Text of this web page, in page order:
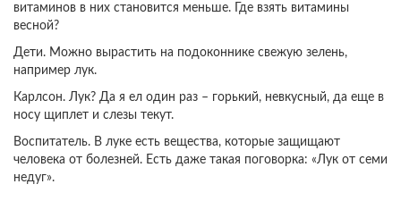
витаминов в них становится меньше. Где взять витамины
весной?
Дети. Можно вырастить на подоконнике свежую зелень,
например лук.
Карлсон. Лук? Да я ел один раз – горький, невкусный, да еще в
носу щиплет и слезы текут.
Воспитатель. В луке есть вещества, которые защищают
человека от болезней. Есть даже такая поговорка: «Лук от семи
недуг».